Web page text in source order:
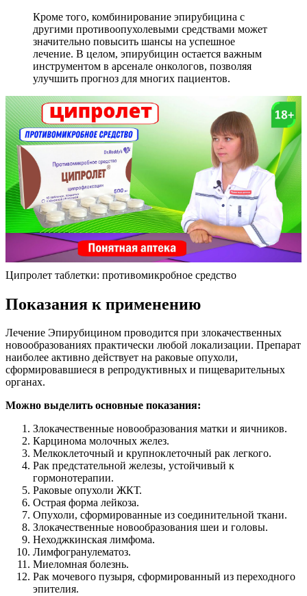
Кроме того, комбинирование эпирубицина с
другими противоопухолевыми средствами может
значительно повысить шансы на успешное
лечение. В целом, эпирубицин остается важным
инструментом в арсенале онкологов, позволяя
улучшить прогноз для многих пациентов.
Ципролет таблетки: противомикробное средство
Показания к применению
Лечение Эпирубицином проводится при злокачественных
новообразованиях практически любой локализации. Препарат
наиболее активно действует на раковые опухоли,
сформировавшиеся в репродуктивных и пищеварительных
органах.
Можно выделить основные показания:
Злокачественные новообразования матки и яичников.
Карцинома молочных желез.
Мелкоклеточный и крупноклеточный рак легкого.
Рак предстательной железы, устойчивый к
гормонотерапии.
Раковые опухоли ЖКТ.
Острая форма лейкоза.
Опухоли, сформированные из соединительной ткани.
Злокачественные новообразования шеи и головы.
Неходжкинская лимфома.
Лимфогранулематоз.
Миеломная болезнь.
Рак мочевого пузыря, сформированный из переходного
эпителия.